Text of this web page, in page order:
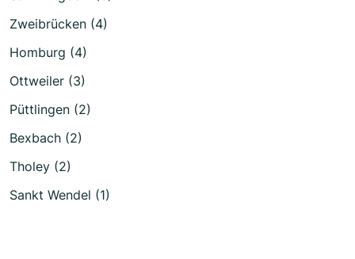
Zweibrücken (4)
Homburg (4)
Ottweiler (3)
Püttlingen (2)
Bexbach (2)
Tholey (2)
Sankt Wendel (1)